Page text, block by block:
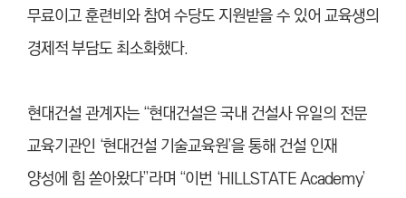
무료이고 훈련비와 참여 수당도 지원받을 수 있어 교육생의
경제적 부담도 최소화했다.
현대건설 관계자는 “현대건설은 국내 건설사 유일의 전문
교육기관인 ‘현대건설 기술교육원’을 통해 건설 인재
양성에 힘 쏟아왔다”라며 “이번 ‘HILLSTATE Academy’